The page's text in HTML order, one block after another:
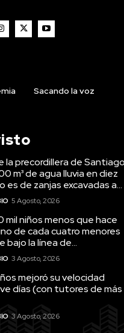
Sacando la voz
la precordillera de Santiago
m³ de agua lluvia en diez
es de zanjas excavadas a...
5 Agosto, 2026
mil niños menos que hace
de cada cuatro menores
bajo la línea de...
3 Agosto, 2026
mejoró su velocidad
días (con tutores de más
3 Agosto, 2026